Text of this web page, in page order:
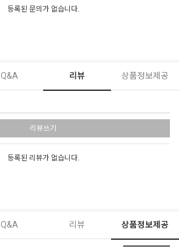
등록된 문의가 없습니다.
Q&A 리뷰 상품정보제공
리뷰쓰기
등록된 리뷰가 없습니다.
Q&A 리뷰 상품정보제공